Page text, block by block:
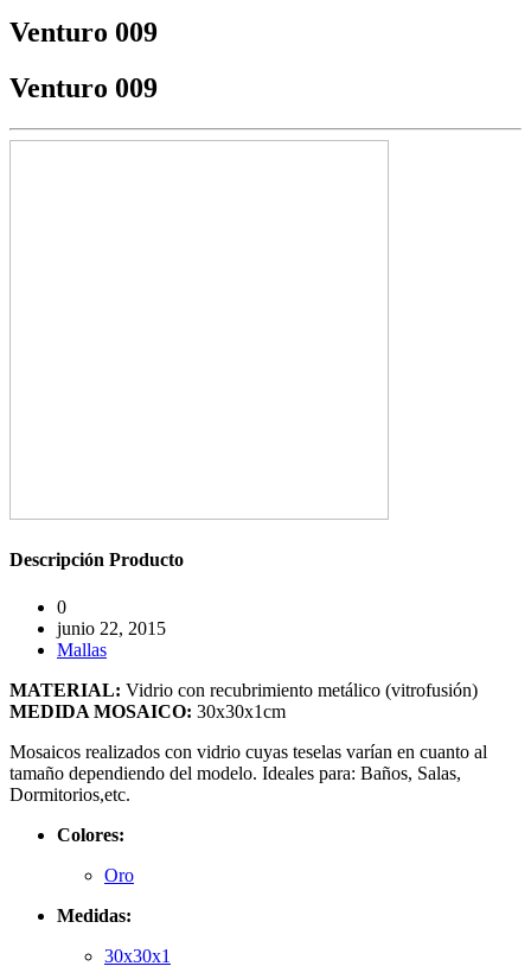
Venturo 009
Venturo 009
Descripción Producto
0
junio 22, 2015
Mallas
MATERIAL: Vidrio con recubrimiento metálico (vitrofusión)
MEDIDA MOSAICO: 30x30x1cm
Mosaicos realizados con vidrio cuyas teselas varían en cuanto al
tamaño dependiendo del modelo. Ideales para: Baños, Salas,
Dormitorios,etc.
Colores:
Oro
Medidas:
30x30x1